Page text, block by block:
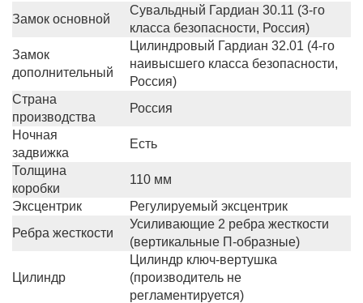
Замок основной
Сувальдный Гардиан 30.11 (3-го
класса безопасности, Россия)
Замок
дополнительный
Цилиндровый Гардиан 32.01 (4-го
наивысшего класса безопасности,
Россия)
Страна
производства
Россия
Ночная
задвижка
Есть
Толщина
коробки
110 мм
Эксцентрик
Регулируемый эксцентрик
Ребра жесткости
Усиливающие 2 ребра жесткости
(вертикальные П-образные)
Цилиндр
Цилиндр ключ-вертушка
(производитель не
регламентируется)